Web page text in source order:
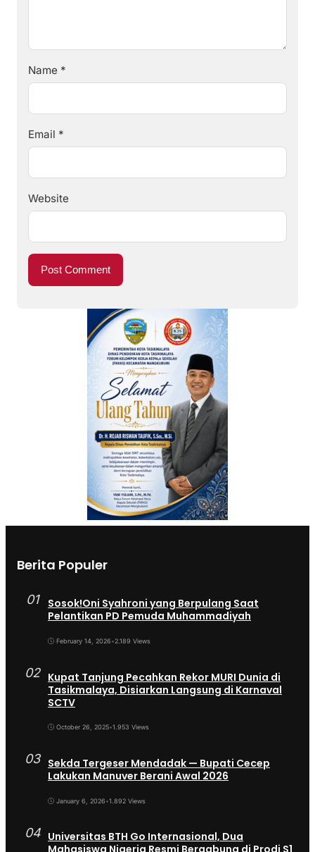
Name *
Email *
Website
Berita Populer
01
Sosok!Oni Syahroni yang Berpulang Saat
Pelantikan PD Pemuda Muhammadiyah
February 14, 2026•2.189 Views
02 Kupat Tanjung Pecahkan Rekor MURI Dunia di
Tasikmalaya, Disiarkan Langsung di Karnaval
SCTV
October 26, 2025•1.953 Views
03 Sekda Tergeser Mendadak — Bupati Cecep
Lakukan Manuver Berani Awal 2026
January 6, 2026•1.892 Views
04 Universitas BTH Go Internasional, Dua